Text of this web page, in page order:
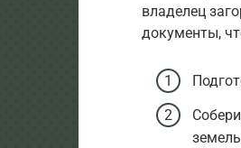
владелец
документы,